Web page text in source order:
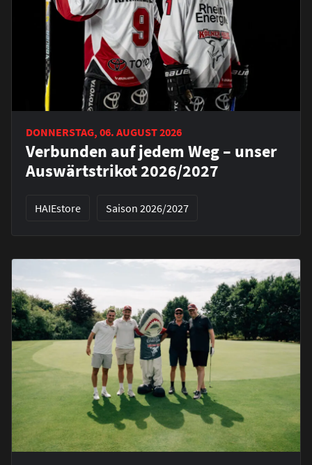
DONNERSTAG, 06. AUGUST 2026
Verbunden auf jedem Weg – unser
Auswärtstrikot 2026/2027
HAIEstore Saison 2026/2027